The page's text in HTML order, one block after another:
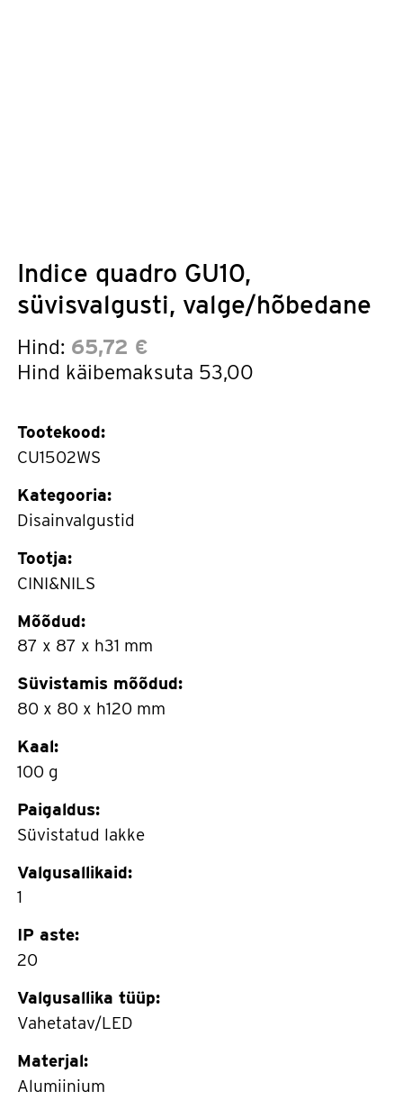
Indice quadro GU10,
süvisvalgusti, valge/hõbedane
Hind: 65,72 €
Hind käibemaksuta 53,00
Tootekood:
CU1502WS
Kategooria:
Disainvalgustid
Tootja:
CINI&NILS
Mõõdud:
87 x 87 x h31 mm
Süvistamis mõõdud:
80 x 80 x h120 mm
Kaal:
100 g
Paigaldus:
Süvistatud lakke
Valgusallikaid:
1
IP aste:
20
Valgusallika tüüp:
Vahetatav/LED
Materjal:
Alumiinium